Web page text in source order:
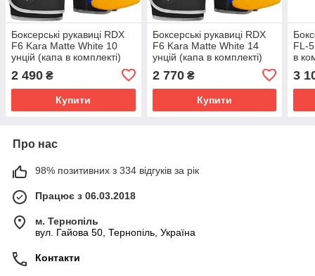
Боксерські рукавиці RDX
F6 Kara Matte White 10
унцій (капа в комплекті)
2 490 ₴
Купити
Боксерські рукавиці RDX
F6 Kara Matte White 14
унцій (капа в комплекті)
2 770₴
Купити
FL-
в
3
Про нас
98% позитивних з 334 відгуків за рік
Працює з 06.03.2018
м. Тернопіль
вул. Гайова 50, Тернопіль, Україна
Контакти